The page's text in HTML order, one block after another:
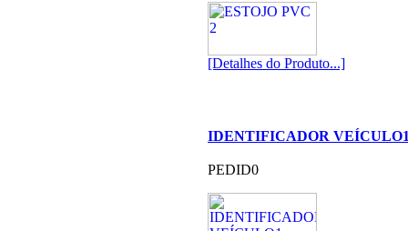
[Detalhes do Produto...]
IDENTIFICADOR
PEDID0